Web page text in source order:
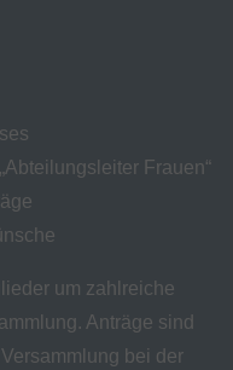
Frauen“
um zahlreiche
Anträge sind
bei der